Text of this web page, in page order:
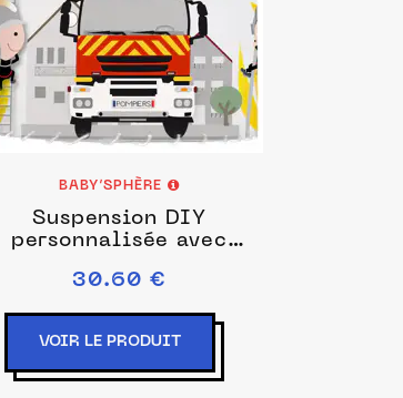
BABY’SPHÈRE
Suspension DIY
personnalisée avec
30.60 €
VOIR LE PRODUIT